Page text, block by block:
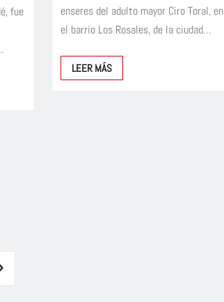
fue
enseres del adulto mayor Ciro Toral, en
el barrio Los Rosales, de la ciudad…
LEER MÁS